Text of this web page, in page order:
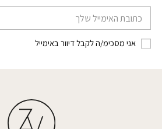
דוא׳׳ל
אני מסכימ/ה לקבל דיוור באימייל